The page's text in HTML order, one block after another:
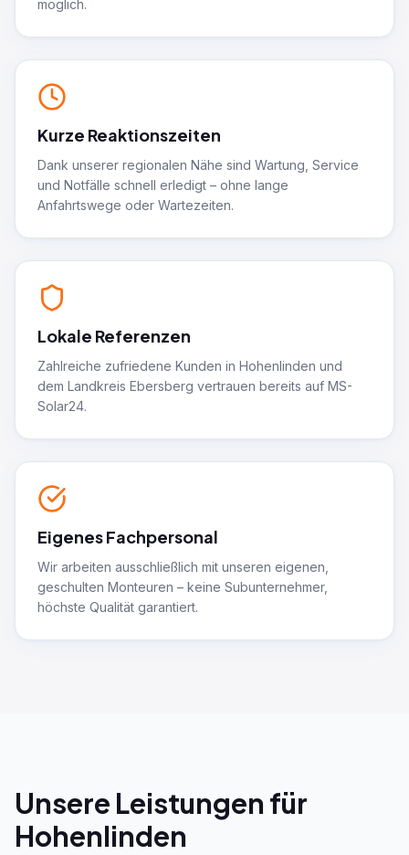
möglich.
Kurze Reaktionszeiten
Dank unserer regionalen Nähe sind Wartung, Service
und Notfälle schnell erledigt – ohne lange
Anfahrtswege oder Wartezeiten.
Lokale Referenzen
Zahlreiche zufriedene Kunden in Hohenlinden und
dem Landkreis Ebersberg vertrauen bereits auf MS-
Solar24.
Eigenes Fachpersonal
Wir arbeiten ausschließlich mit unseren eigenen,
geschulten Monteuren – keine Subunternehmer,
höchste Qualität garantiert.
Unsere Leistungen für
Hohenlinden